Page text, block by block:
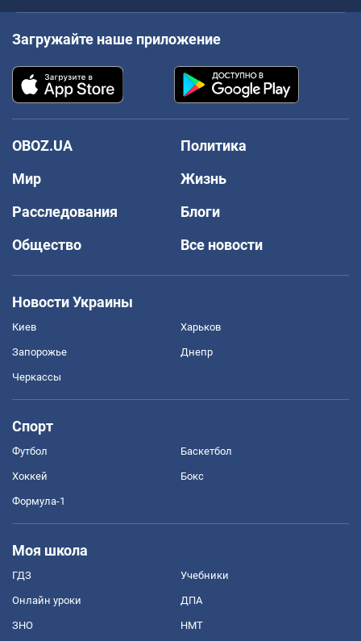
Загружайте наше приложение
OBOZ.UA
Политика
Мир
Жизнь
Расследования
Блоги
Общество
Все новости
Новости Украины
Киев Харьков
Запорожье Днепр
Черкассы
Спорт
Футбол Баскетбол
Хоккей Бокс
Формула-1
Моя школа
ГДЗ Учебники
Онлайн уроки ДПА
ЗНО НМТ